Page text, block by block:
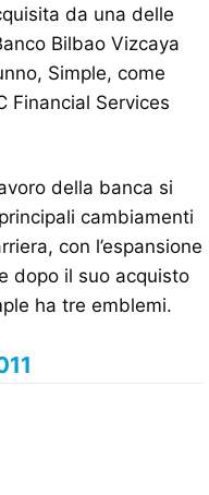
da una delle
Bilbao Vizcaya
Simple, come
Financial Services
della banca si
cambiamenti
con l’espansione
dopo il suo acquisto
ha tre emblemi.